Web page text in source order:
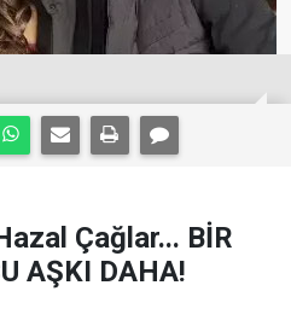
Çağlar... BİR
AŞKI DAHA!